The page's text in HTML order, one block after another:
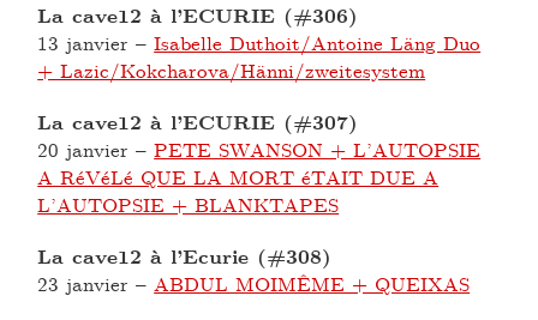
La cave12 à l’ECURIE (#306)
13 janvier –Isabelle Duthoit/Antoine Läng Duo
+ Lazic/Kokcharova/Hänni/zweitesystem
La cave12 à l’ECURIE (#307)
20 janvier –PETE SWANSON + L’AUTOPSIE
A RéVéLé QUE LA MORT éTAIT DUE A
L’AUTOPSIE + BLANKTAPES
La cave12 à l’Ecurie (#308)
23 janvier –ABDUL MOIMÊME + QUEIXAS